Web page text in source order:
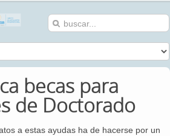
becas para
de Doctorado
a estas ayudas ha de hacerse por un